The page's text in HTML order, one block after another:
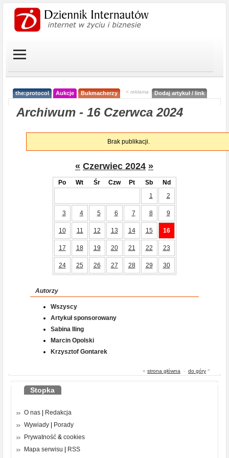
the:protocol Aukcje Bukmacherzy < reklama Dodaj artykuł / link
Archiwum - 16 Czerwca 2024
Brak publikacji.
« Czerwiec 2024 »
Po Wt Śr Czw Pt Sb
Nd
1
2
3 4 5 6 7 8 9
10 11 12 13 14 15 16
17 18 19 20 21 22 23
24 25 26 27 28 29 30
Autorzy
Wszyscy
Artykuł sponsorowany
Sabina Iling
Marcin Opolski
Krzysztof Gontarek
« strona główna - do góry ^
Stopka
O nas
Redakcja
Wywiady
Porady
Prywatność & cookies
Mapa serwisu
RSS